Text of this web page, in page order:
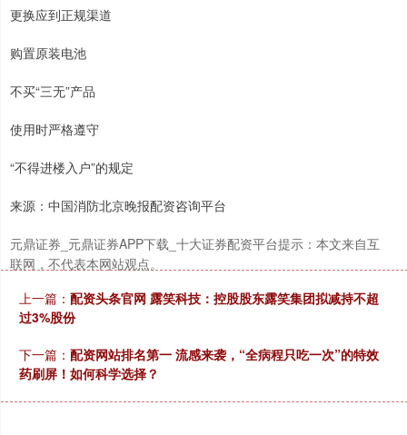
更换应到正规渠道
购置原装电池
不买“三无”产品
使用时严格遵守
“不得进楼入户”的规定
来源：中国消防北京晚报配资咨询平台
元鼎证券_元鼎证券APP下载_十大证券配资平台提示：本文来自互
联网，不代表本网站观点。
上一篇： 配资头条官网 露笑科技：控股股东露笑集团拟减持不超
过3%股份
下一篇： 配资网站排名第一 流感来袭，“全病程只吃一次”的特效
药刷屏！如何科学选择？